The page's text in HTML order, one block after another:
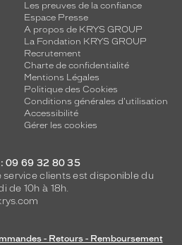
Les preuves de la confiance
Espace Presse
A propos de KRYS GROUP
La Fondation KRYS GROUP
Recrutement
Charte de confidentialité
Mentions Légales
Politique des Cookies
Conditions générales d'utilisation
Accessibilité
Gérer les cookies
09 69 32 80 35
service clients est disponible du
de 10h à 18h.
- Retours - Remboursement